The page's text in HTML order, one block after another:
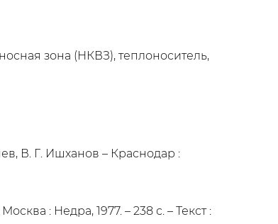
зона (НКВЗ), теплоноситель,
В. Г. Ишханов – Краснодар :
: Недра, 1977. – 238 с. – Текст :